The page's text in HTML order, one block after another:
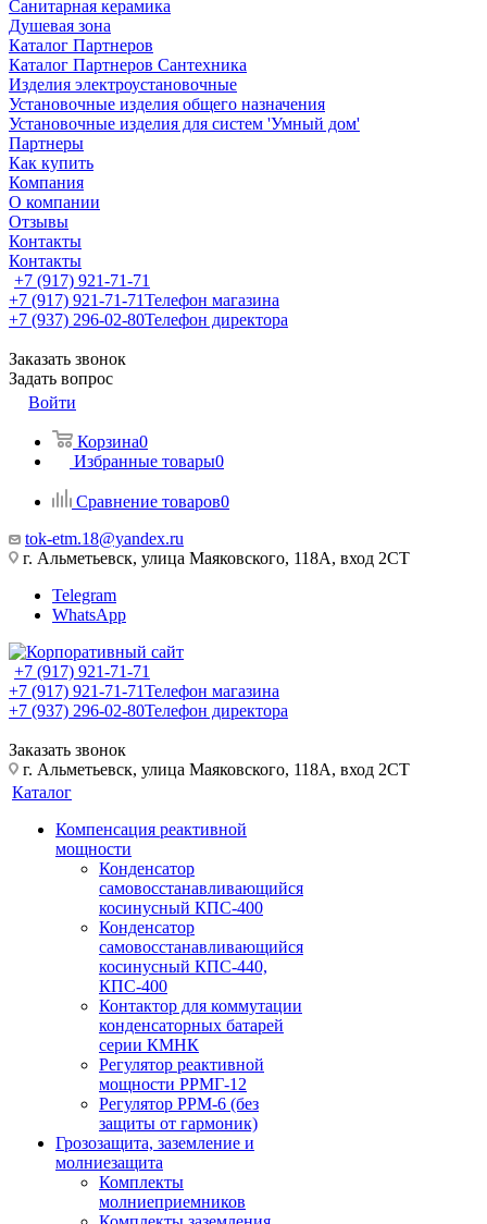
Санитарная керамика
Душевая зона
Каталог Партнеров
Каталог Партнеров Сантехника
Изделия электроустановочные
Установочные изделия общего назначения
Установочные изделия для систем 'Умный дом'
Партнеры
Как купить
Компания
О компании
Отзывы
Контакты
Контакты
+7 (917) 921-71-71
+7 (917) 921-71-71Телефон магазина
+7 (937) 296-02-80Телефон директора
Заказать звонок
Задать вопрос
Войти
Корзина0
Избранные товары0
Сравнение товаров0
tok-etm.18@yandex.ru
г. Альметьевск, улица Маяковского, 118А, вход 2СТ
Telegram
WhatsApp
+7 (917) 921-71-71
+7 (917) 921-71-71Телефон магазина
+7 (937) 296-02-80Телефон директора
Заказать звонок
г. Альметьевск, улица Маяковского, 118А, вход 2СТ
Каталог
Компенсация реактивной
мощности
Конденсатор
самовосстанавливающийся
косинусный КПС-400
Конденсатор
самовосстанавливающийся
косинусный КПС-440,
КПС-400
Контактор для коммутации
конденсаторных батарей
серии КМНК
Регулятор реактивной
мощности РРМГ-12
Регулятор РРМ-6 (без
защиты от гармоник)
Грозозащита, заземление и
молниезащита
Комплекты
молниеприемников